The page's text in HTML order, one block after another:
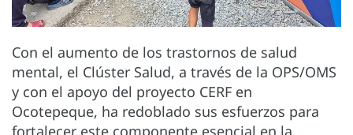
Con el aumento de los trastornos de salud
mental, el Clúster Salud, a través de la OPS/OMS
y con el apoyo del proyecto CERF en
Ocotepeque, ha redoblado sus esfuerzos para